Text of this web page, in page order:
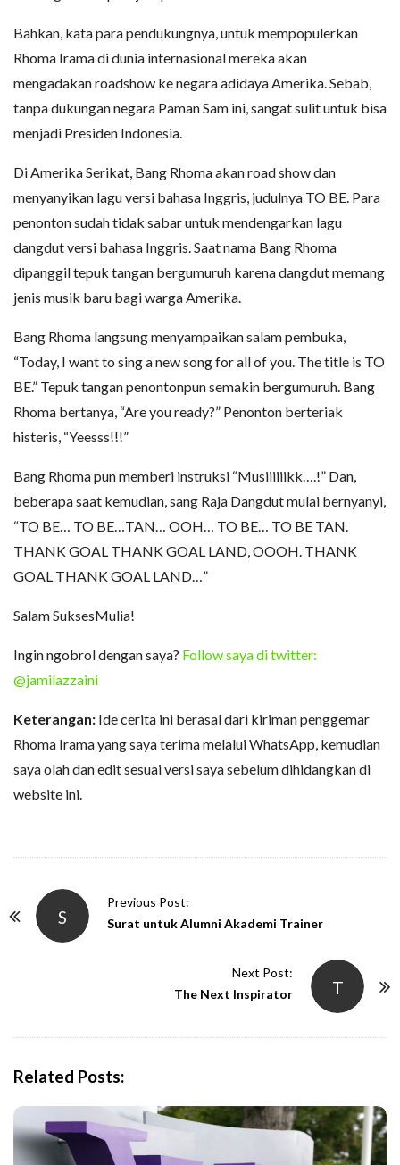
Bahkan, kata para pendukungnya, untuk mempopulerkan
Rhoma Irama di dunia internasional mereka akan
mengadakan roadshow ke negara adidaya Amerika. Sebab,
tanpa dukungan negara Paman Sam ini, sangat sulit untuk bisa
menjadi Presiden Indonesia.
Di Amerika Serikat, Bang Rhoma akan road show dan
menyanyikan lagu versi bahasa Inggris, judulnya TO BE. Para
penonton sudah tidak sabar untuk mendengarkan lagu
dangdut versi bahasa Inggris. Saat nama Bang Rhoma
dipanggil tepuk tangan bergumuruh karena dangdut memang
jenis musik baru bagi warga Amerika.
Bang Rhoma langsung menyampaikan salam pembuka,
“Today, I want to sing a new song for all of you. The title is TO
BE.” Tepuk tangan penontonpun semakin bergumuruh. Bang
Rhoma bertanya, “Are you ready?” Penonton berteriak
histeris, “Yeesss!!!”
Bang Rhoma pun memberi instruksi “Musiiiiiikk….!” Dan,
beberapa saat kemudian, sang Raja Dangdut mulai bernyanyi,
“TO BE… TO BE…TAN… OOH… TO BE… TO BE TAN.
THANK GOAL THANK GOAL LAND, OOOH. THANK
GOAL THANK GOAL LAND…”
Salam SuksesMulia!
Ingin ngobrol dengan saya? Follow saya di twitter:
@jamilazzaini
Keterangan: Ide cerita ini berasal dari kiriman penggemar
Rhoma Irama yang saya terima melalui WhatsApp, kemudian
saya olah dan edit sesuai versi saya sebelum dihidangkan di
website ini.
S
Previous Post:
Surat untuk Alumni Akademi Trainer
T
Next Post:
The Next Inspirator
Related Posts: